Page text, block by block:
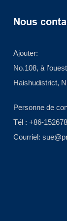
Nous
Ajouter:
No.108, à
Haishudistrict,
Personne de
Tél : +86-
Courriel: